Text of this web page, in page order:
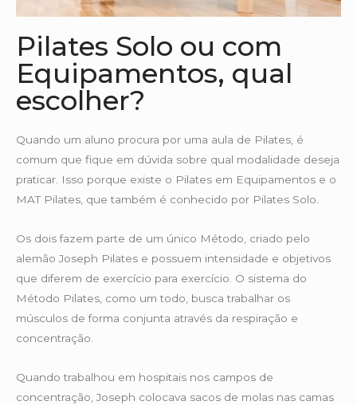
Pilates Solo ou com
Equipamentos, qual
escolher?
Quando um aluno procura por uma aula de Pilates, é
comum que fique em dúvida sobre qual modalidade deseja
praticar. Isso porque existe o Pilates em Equipamentos e o
MAT Pilates, que também é conhecido por Pilates Solo.
Os dois fazem parte de um único Método, criado pelo
alemão Joseph Pilates e possuem intensidade e objetivos
que diferem de exercício para exercício. O sistema do
Método Pilates, como um todo, busca trabalhar os
músculos de forma conjunta através da respiração e
concentração.
Quando trabalhou em hospitais nos campos de
concentração, Joseph colocava sacos de molas nas camas